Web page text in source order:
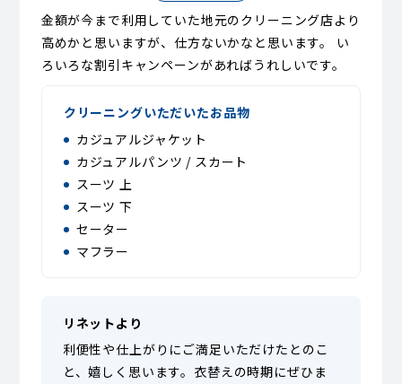
金額が今まで利用していた地元のクリーニング店より
高めかと思いますが、仕方ないかなと思います。 い
ろいろな割引キャンペーンがあればうれしいです。
クリーニングいただいたお品物
カジュアルジャケット
カジュアルパンツ / スカート
スーツ 上
スーツ 下
セーター
マフラー
リネットより
利便性や仕上がりにご満足いただけたとのこ
と、嬉しく思います。衣替えの時期にぜひま